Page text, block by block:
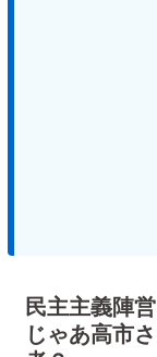
民主主義陣
じゃあ高市